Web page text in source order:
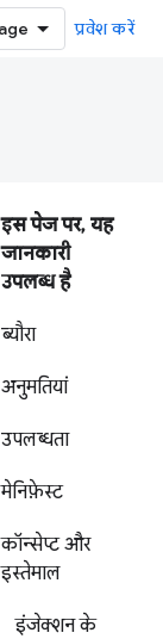
प्रवेश करें
इस पेज पर, यह
जानकारी
उपलब्ध है
ब्यौरा
अनुमतियां
उपलब्धता
मेनिफ़ेस्ट
कॉन्सेप्ट और
इस्तेमाल
इंजेक्शन के